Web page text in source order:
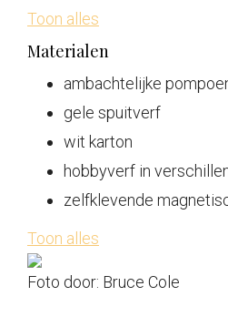
Toon alles
Materialen
ambachtelijke
gele spuitverf
wit karton
hobbyverf in
zelfklevende
Toon alles
Foto door: Bruce Cole